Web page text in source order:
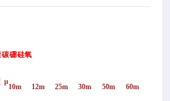
硼硅氧
μ
10m 12m 25m 30m 50m 60m